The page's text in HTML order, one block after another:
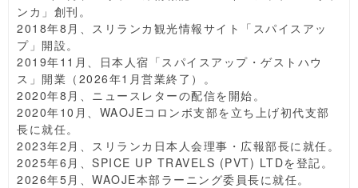
ンカ」創刊。
2018年8月、スリランカ観光情報サイト「スパイスアッ
プ」開設。
2019年11月、日本人宿「スパイスアップ・ゲストハウ
ス」開業（2026年1月営業終了）。
2020年8月、ニュースレターの配信を開始。
2020年10月、WAOJEコロンボ支部を立ち上げ初代支部
長に就任。
2023年2月、スリランカ日本人会理事・広報部長に就任。
2025年6月、SPICE UP TRAVELS (PVT) LTDを登記。
2026年5月、WAOJE本部ラーニング委員長に就任。